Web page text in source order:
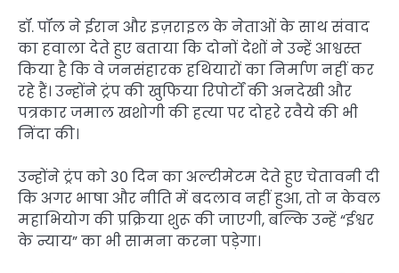
डॉ. पॉल ने ईरान और इज़राइल के नेताओं के साथ संवाद
का हवाला देते हुए बताया कि दोनों देशों ने उन्हें आश्वस्त
किया है कि वे जनसंहारक हथियारों का निर्माण नहीं कर
रहे हैं। उन्होंने ट्रंप की खुफिया रिपोर्टों की अनदेखी और
पत्रकार जमाल खशोगी की हत्या पर दोहरे रवैये की भी
निंदा की।
उन्होंने ट्रंप को 30 दिन का अल्टीमेटम देते हुए चेतावनी दी
कि अगर भाषा और नीति में बदलाव नहीं हुआ, तो न केवल
महाभियोग की प्रक्रिया शुरू की जाएगी, बल्कि उन्हें “ईश्वर
के न्याय” का भी सामना करना पड़ेगा।